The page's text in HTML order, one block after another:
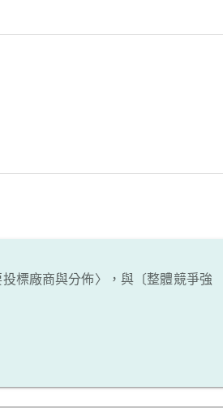
標廠商與分佈〉，與〔整體競爭強